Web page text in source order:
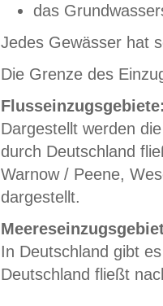
das
Jedes Gewässer hat
Die Grenze des
Dargestellt werden
durch Deutschland
Warnow / Peene,
dargestellt.
In Deutschland gibt
Deutschland fließt